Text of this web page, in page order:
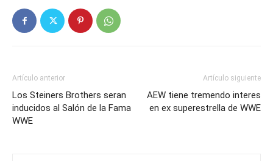
Artículo anterior
Los Steiners Brothers seran
inducidos al Salón de la Fama
WWE
Artículo siguiente
AEW tiene tremendo interes
en ex superestrella de WWE